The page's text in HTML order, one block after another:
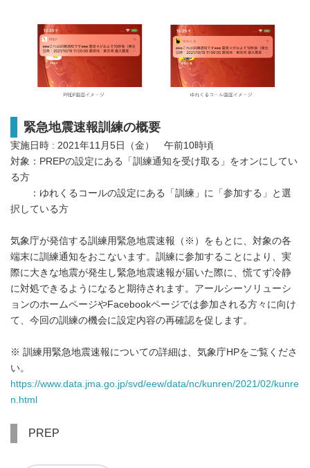
緊急地震速報訓練の概要
実施日時 : 2021年11月5日（金） 午前10時頃
対象：PREPの設定にある「訓練通知を受け取る」をオンにしてい
る方
：ゆれくるコールの設定にある「訓練」に「参加する」と選
択している方
気象庁が発信する訓練用緊急地震速報（※）をもとに、対象の各
端末に訓練通知をおこないます。訓練に参加することにより、実
際に大きな地震が発生し緊急地震速報が届いた際に、慌てず冷静
に対処できるようになると期待されます。アールシーソリューシ
ョンのホームページやFacebookページでは参加される方々に向け
て、今回の訓練の機会に設定内容の再確認を促します。
※ 訓練用緊急地震速報についての詳細は、気象庁HPをご覧くださ
い。
https://www.data.jma.go.jp/svd/eew/data/nc/kunren/2021/02/kunre
n.html
PREP